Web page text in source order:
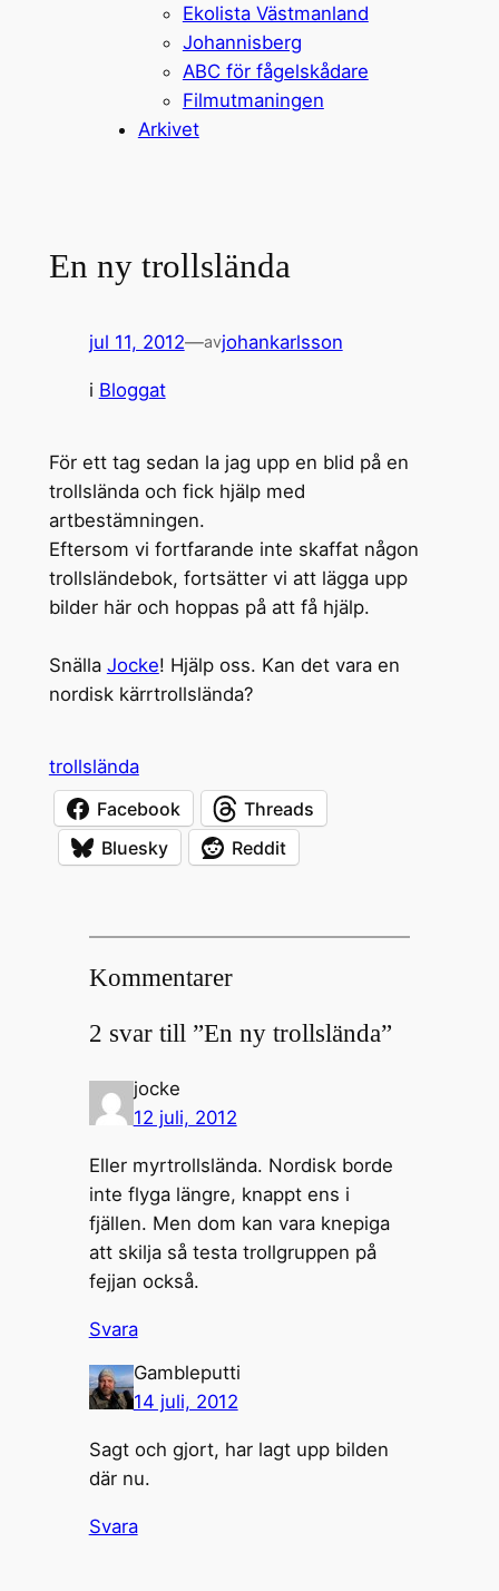
Ekolista Västmanland
Johannisberg
ABC för fågelskådare
Filmutmaningen
Arkivet
En ny trollslända
jul 11, 2012—avjohankarlsson
i Bloggat
För ett tag sedan la jag upp en blid på en
trollslända och fick hjälp med
artbestämningen.
Eftersom vi fortfarande inte skaffat någon
trollsländebok, fortsätter vi att lägga upp
bilder här och hoppas på att få hjälp.
Snälla Jocke! Hjälp oss. Kan det vara en
nordisk kärrtrollslända?
trollslända
Facebook
Threads
Bluesky
Reddit
Kommentarer
2 svar till ”En ny trollslända”
jocke
12 juli, 2012
Eller myrtrollslända. Nordisk borde
inte flyga längre, knappt ens i
fjällen. Men dom kan vara knepiga
att skilja så testa trollgruppen på
fejjan också.
Svara
Gambleputti
14 juli, 2012
Sagt och gjort, har lagt upp bilden
där nu.
Svara